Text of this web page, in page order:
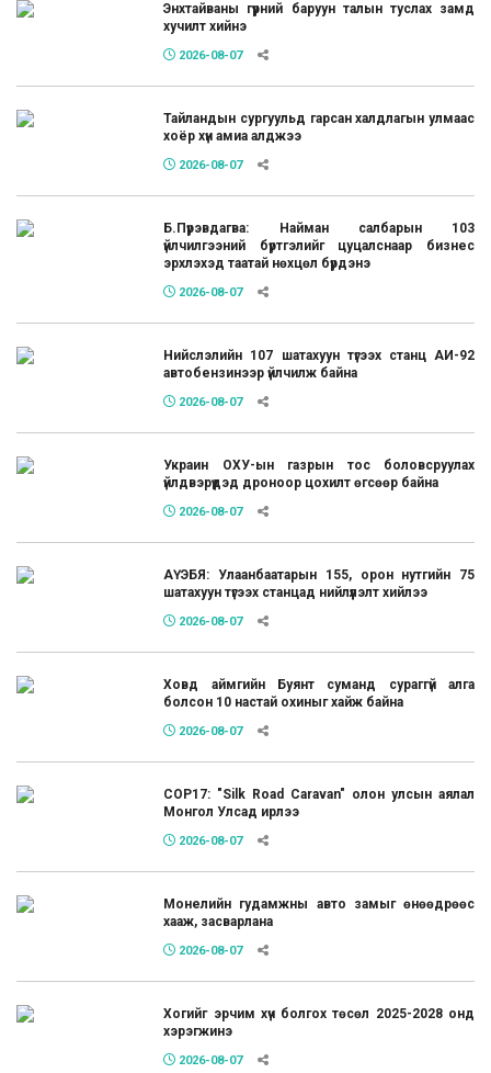
Энхтайваны гүүрний баруун талын туслах замд
хучилт хийнэ
2026-08-07
Тайландын сургуульд гарсан халдлагын улмаас
хоёр хүн амиа алджээ
2026-08-07
Б.Пүрэвдагва: Найман салбарын 103
үйлчилгээний бүртгэлийг цуцалснаар бизнес
эрхлэхэд таатай нөхцөл бүрдэнэ
2026-08-07
Нийслэлийн 107 шатахуун түгээх станц АИ-92
автобензинээр үйлчилж байна
2026-08-07
Украин ОХУ-ын газрын тос боловсруулах
үйлдвэрүүдэд дроноор цохилт өгсөөр байна
2026-08-07
АҮЭБЯ: Улаанбаатарын 155, орон нутгийн 75
шатахуун түгээх станцад нийлүүлэлт хийлээ
2026-08-07
Ховд аймгийн Буянт суманд сураггүй алга
болсон 10 настай охиныг хайж байна
2026-08-07
COP17: "Silk Road Caravan" олон улсын аялал
Монгол Улсад ирлээ
2026-08-07
Монелийн гудамжны авто замыг өнөөдрөөс
хааж, засварлана
2026-08-07
Хогийг эрчим хүч болгох төсөл 2025-2028 онд
хэрэгжинэ
2026-08-07